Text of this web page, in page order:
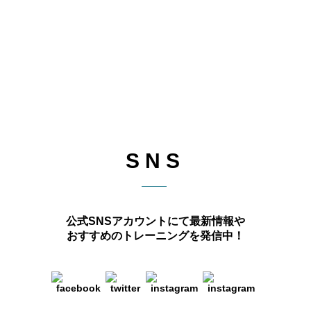
SNS
公式SNSアカウントにて最新情報や
おすすめのトレーニングを発信中！